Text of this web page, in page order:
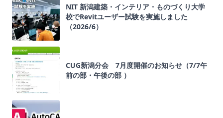
NIT 新潟建築・インテリア・ものづくり大学
校でRevitユーザー試験を実施しました
（2026/6）
CUG新潟分会 7月度開催のお知らせ（7/7午
前の部・午後の部 ）